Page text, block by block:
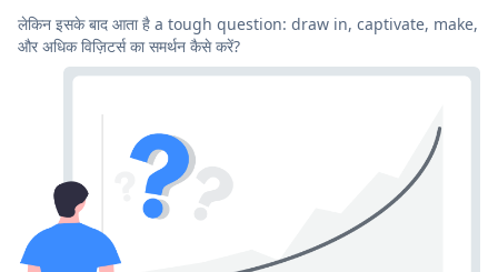
लेकिन इसके बाद आता है a tough question: draw in, captivate, make,
और अधिक विज़िटर्स का समर्थन कैसे करें?